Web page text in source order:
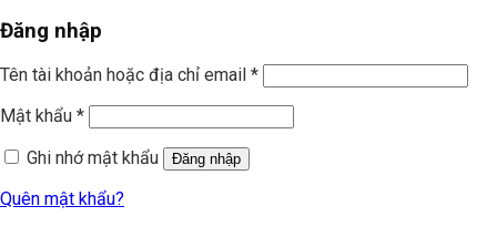
Đăng nhập
Tên tài khoản hoặc địa chỉ email *
Mật khẩu *
Ghi nhớ mật khẩu
Đăng nhập
Quên mật khẩu?